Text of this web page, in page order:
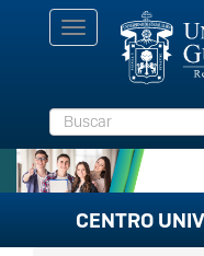
Toggle
navigation
Buscar
CENTRO